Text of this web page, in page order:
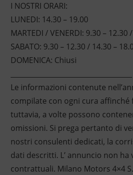
I NOSTRI ORARI:
LUNEDI: 14.30 – 19.00
MARTEDI / VENERDI: 9.30 – 12.30
SABATO: 9.30 – 12.30 / 14.30 –
DOMENICA: Chiusi
Le informazioni contenute
compilate con ogni cura affinché
tuttavia, a volte possono
omissioni. Si prega pertanto di
nostri consulenti dedicati, la
dati descritti. L’ annuncio non ha
contrattuali. Milano Motors 4×4